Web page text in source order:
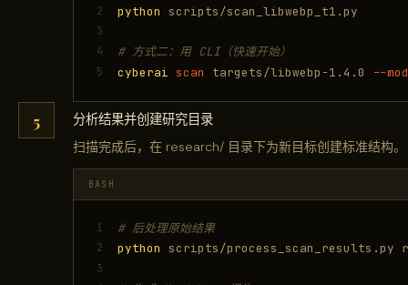
2 python scripts/scan_libwebp_t1.py
3
4
# 方式二：用 CLI（快速开始）
5 cyberai scan targets/libwebp-1.4.0 --
分析结果并创建研究目录
扫描完成后，在 research/ 目录下为新目标创建标准结构。
BASH
1 # 后处理原始结果
2 python scripts/process_scan_results.py
3